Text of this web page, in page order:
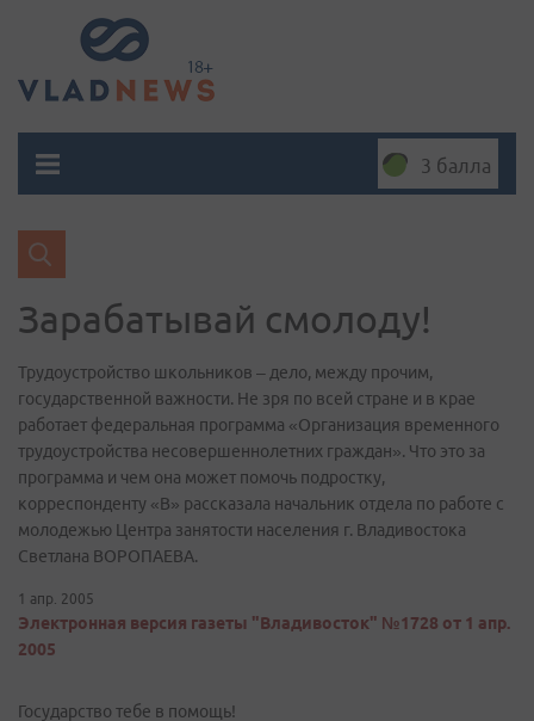
3 балла
Зарабатывай смолоду!
Трудоустройство школьников – дело, между прочим,
государственной важности. Не зря по всей стране и в крае
работает федеральная программа «Организация временного
трудоустройства несовершеннолетних граждан». Что это за
программа и чем она может помочь подростку,
корреспонденту «В» рассказала начальник отдела по работе с
молодежью Центра занятости населения г. Владивостока
Светлана ВОРОПАЕВА.
1 апр. 2005
Электронная версия газеты "Владивосток" №1728 от 1 апр.
2005
Государство тебе в помощь!